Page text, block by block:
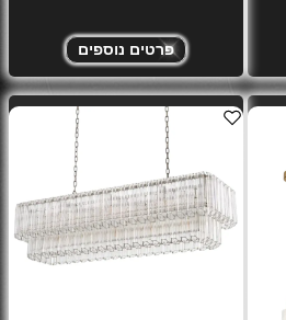
פרטים נוספים